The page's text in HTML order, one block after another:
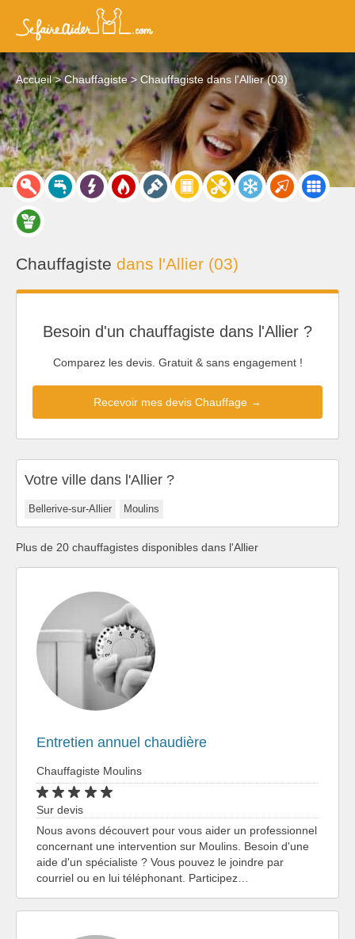
Accueil Chauffagiste Chauffagiste dans l'Allier (03)
Chauffagiste dans l'Allier (03)
Besoin d'un chauffagiste dans l'Allier ?
Comparez les devis. Gratuit & sans engagement !
Recevoir mes devis Chauffage →
Votre ville dans l'Allier ?
Bellerive-sur-Allier Moulins
Plus de 20 chauffagistes disponibles dans l'Allier
Entretien annuel chaudière
Chauffagiste Moulins
Sur devis
Nous avons découvert pour vous aider un professionnel
concernant une intervention sur Moulins. Besoin d'une
aide d'un spécialiste ? Vous pouvez le joindre par
courriel ou en lui téléphonant. Participez…